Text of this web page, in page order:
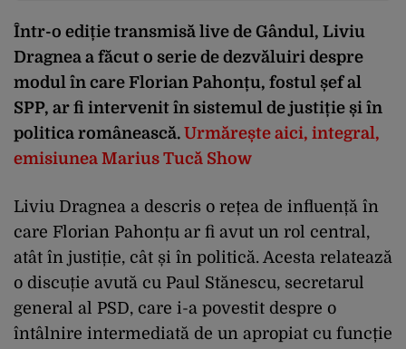
Într-o ediție transmisă live de Gândul, Liviu
Dragnea a făcut o serie de dezvăluiri despre
modul în care Florian Pahonțu, fostul șef al
SPP, ar fi intervenit în sistemul de justiție și în
politica românească. Urmărește aici, integral,
emisiunea Marius Tucă Show
Liviu Dragnea a descris o rețea de influență în
care Florian Pahonțu ar fi avut un rol central,
atât în justiție, cât și în politică. Acesta relatează
o discuție avută cu Paul Stănescu, secretarul
general al PSD, care i-a povestit despre o
întâlnire intermediată de un apropiat cu funcție